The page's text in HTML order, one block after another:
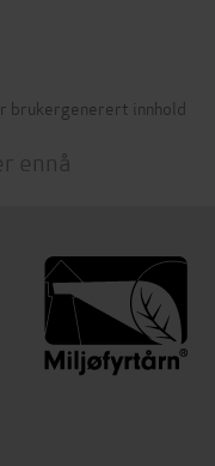
brukergenerert innhold
ennå